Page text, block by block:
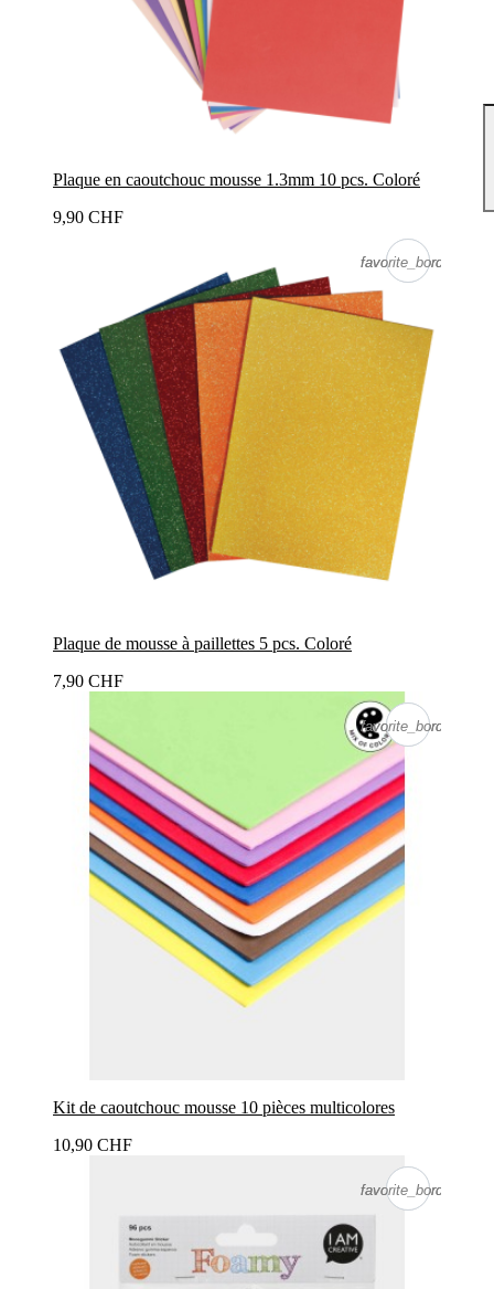
Plaque en caoutchouc mousse 1.3mm 10 pcs. Coloré
9,90 CHF
favorite_border
favorite_border
Plaque de mousse à paillettes 5 pcs. Coloré
7,90 CHF
favorite_border
favorite_border
Kit de caoutchouc mousse 10 pièces multicolores
10,90 CHF
favorite_border
favorite_border